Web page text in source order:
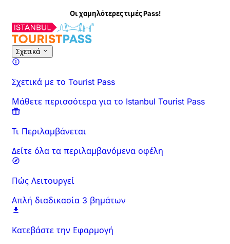
Οι χαμηλότερες τιμές Pass!
Σχετικά
Σχετικά με το Tourist Pass
Μάθετε περισσότερα για το Istanbul Tourist Pass
Τι Περιλαμβάνεται
Δείτε όλα τα περιλαμβανόμενα οφέλη
Πώς Λειτουργεί
Απλή διαδικασία 3 βημάτων
Κατεβάστε την Εφαρμογή